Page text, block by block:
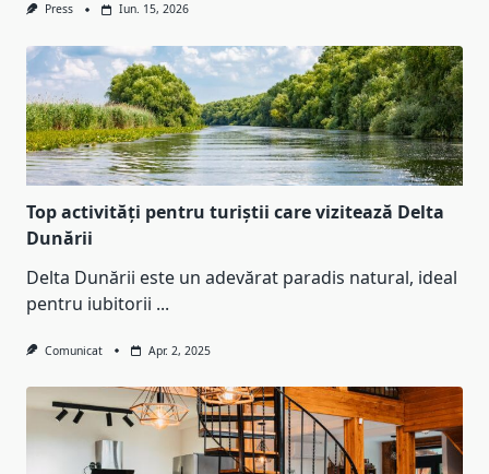
Press Iun. 15, 2026
Top activități pentru turiștii care vizitează Delta
Dunării
Delta Dunării este un adevărat paradis natural, ideal
pentru iubitorii ...
Comunicat Apr. 2, 2025